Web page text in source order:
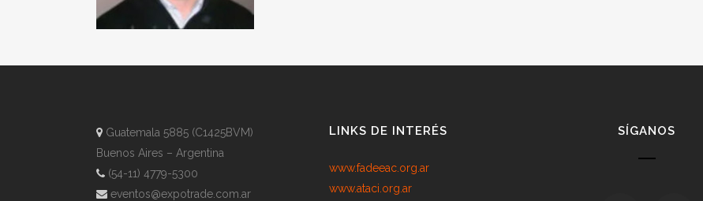
Guatemala 5885 (C1425BVM)
Buenos Aires – Argentina
(54-11) 4779-5300
eventos@expotrade.com.ar
LINKS DE INTERÉS
www.fadeeac.org.ar
www.ataci.org.ar
SÍGANOS